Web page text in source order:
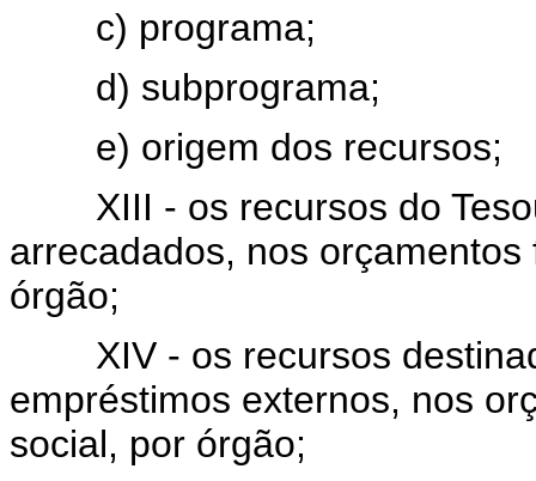
c) programa;
d) subprograma;
e) origem dos recursos;
XIII - os recursos do
arrecadados, nos
órgão;
XIV - os recursos
empréstimos externos, nos
social, por órgão;